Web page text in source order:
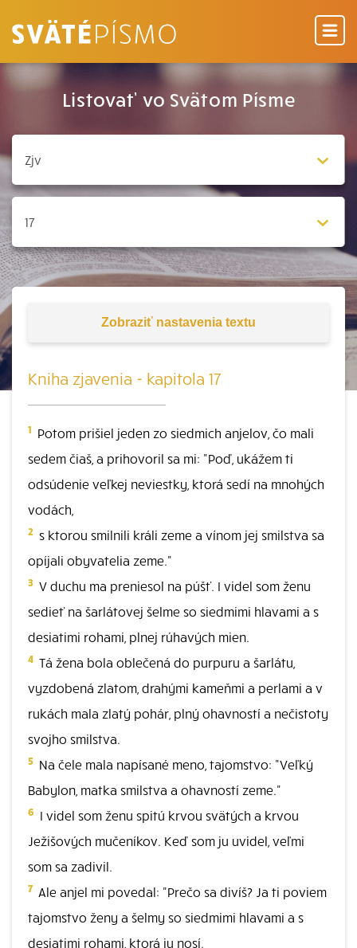
Listovať vo Svätom Písme
Zobraziť nastavenia textu
Kniha zjavenia - kapitola 17
1 Potom prišiel jeden zo siedmich anjelov, čo mali
sedem čiaš, a prihovoril sa mi: "Poď, ukážem ti
odsúdenie veľkej neviestky, ktorá sedí na mnohých
vodách,
2 s ktorou smilnili králi zeme a vínom jej smilstva sa
opíjali obyvatelia zeme."
3 V duchu ma preniesol na púšť. I videl som ženu
sedieť na šarlátovej šelme so siedmimi hlavami a s
desiatimi rohami, plnej rúhavých mien.
4 Tá žena bola oblečená do purpuru a šarlátu,
vyzdobená zlatom, drahými kameňmi a perlami a v
rukách mala zlatý pohár, plný ohavností a nečistoty
svojho smilstva.
5 Na čele mala napísané meno, tajomstvo: "Veľký
Babylon, matka smilstva a ohavností zeme."
6 I videl som ženu spitú krvou svätých a krvou
Ježišových mučeníkov. Keď som ju uvidel, veľmi
som sa zadivil.
7 Ale anjel mi povedal: "Prečo sa divíš? Ja ti poviem
tajomstvo ženy a šelmy so siedmimi hlavami a s
desiatimi rohami, ktorá ju nosí.